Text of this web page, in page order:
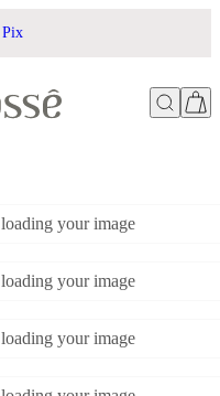
Pix
your image
your image
your image